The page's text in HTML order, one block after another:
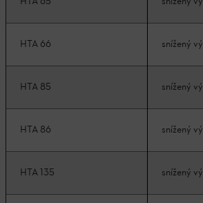
HTA 66 snížený
HTA 85 snížený
HTA 86 snížený
HTA 135 snížený